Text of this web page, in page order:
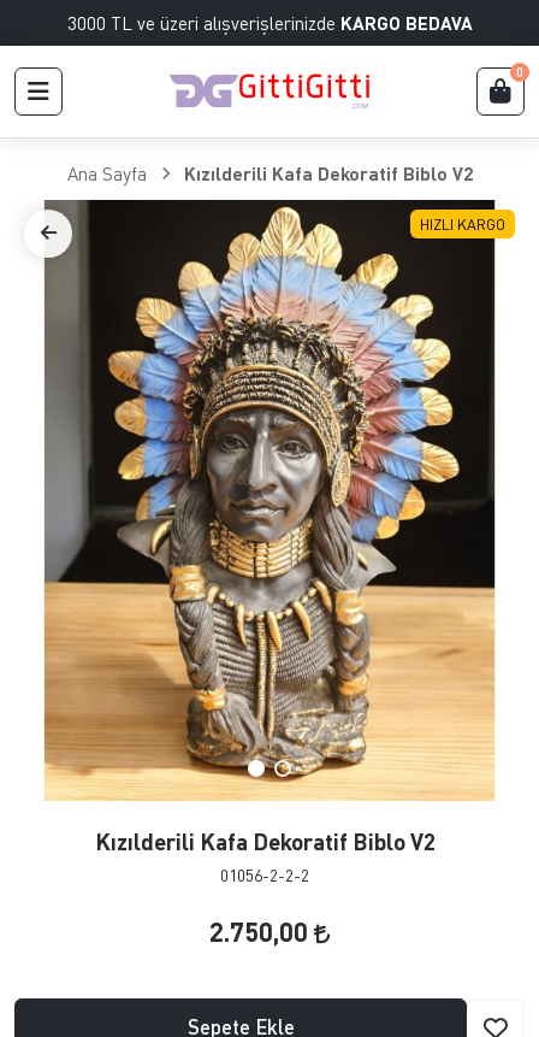
3000 TL ve üzeri alışverişlerinizde KARGO BEDAVA
0
Ana Sayfa Kızılderili Kafa Dekoratif Biblo V2
HIZLI KARGO
Kızılderili Kafa Dekoratif Biblo V2
01056-2-2-2
2.750,00
Sepete Ekle